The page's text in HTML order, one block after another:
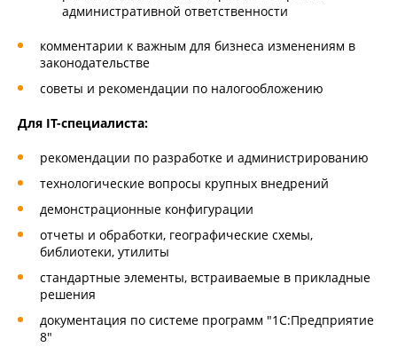
административной ответственности
комментарии к важным для бизнеса изменениям в
законодательстве
советы и рекомендации по налогообложению
Для IT-специалиста:
рекомендации по разработке и администрированию
технологические вопросы крупных внедрений
демонстрационные конфигурации
отчеты и обработки, географические схемы,
библиотеки, утилиты
стандартные элементы, встраиваемые в прикладные
решения
документация по системе программ "1С:Предприятие
8"